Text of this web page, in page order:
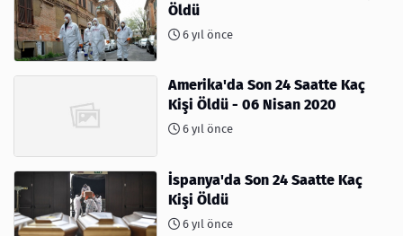
Öldü
6 yıl önce
Amerika'da Son 24 Saatte Kaç
Kişi Öldü - 06 Nisan 2020
6 yıl önce
İspanya'da Son 24 Saatte Kaç
Kişi Öldü
6 yıl önce